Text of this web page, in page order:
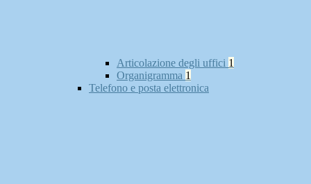
Articolazione degli uffici 1
Organigramma 1
Telefono e posta elettronica